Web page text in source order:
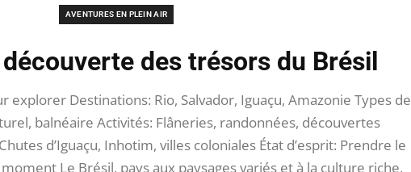
AVENTURES EN PLEIN AIR
des trésors du Brésil
explorer Destinations: Rio, Salvador, Iguaçu, Amazonie Types de
balnéaire Activités: Flâneries, randonnées, découvertes
d’Iguaçu, Inhotim, villes coloniales État d’esprit: Prendre le
Le Brésil, pays aux paysages variés et à la culture riche,